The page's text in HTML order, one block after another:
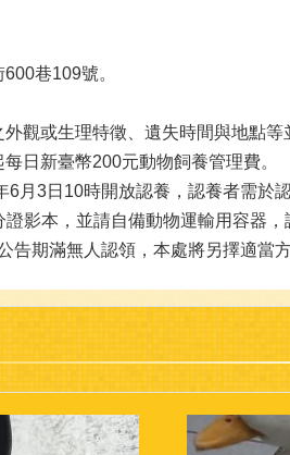
巷109號。
觀或生理特徵、遺失時間與地點
日新臺幣200元動物飼養管理費。
6月3日10時開放認養，認養者需
證影本，並請自備動物運輸用容器
告期滿無人認領，本處將另擇適當方